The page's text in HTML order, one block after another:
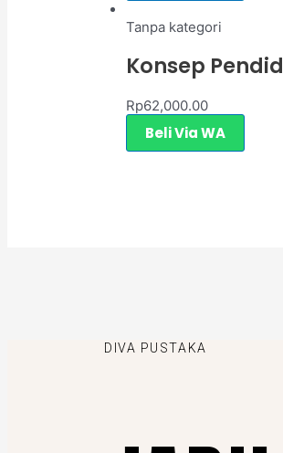
Tanpa kategori
Konsep
Rp62,000.00
Beli Via WA
DIVA PUSTAKA